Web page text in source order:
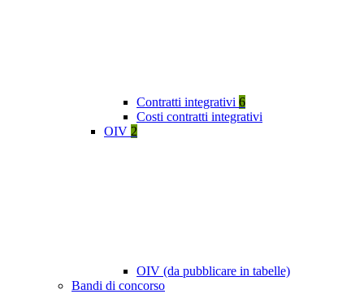
Contratti integrativi 6
Costi contratti integrativi
OIV 2
OIV (da pubblicare in tabelle)
Bandi di concorso